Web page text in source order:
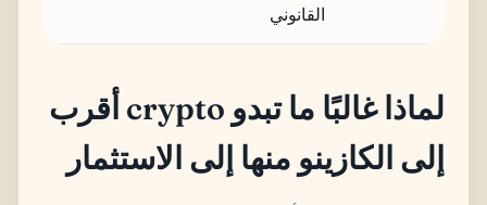
القانوني
لماذا غالبًا ما تبدو crypto أقرب
إلى الكازينو منها إلى الاستثمار